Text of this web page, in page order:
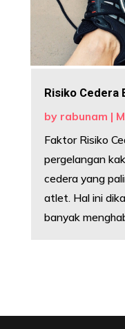
Risiko Cedera
by rabunam |
Faktor Risiko
pergelangan
cedera yang
atlet. Hal ini
banyak